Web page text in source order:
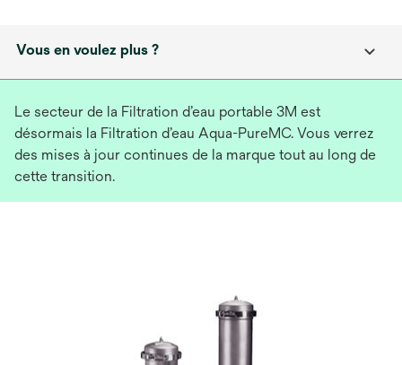
Vous en voulez plus ?
Le secteur de la Filtration d’eau portable 3M est
désormais la Filtration d’eau Aqua-PureMC. Vous verrez
des mises à jour continues de la marque tout au long de
cette transition.